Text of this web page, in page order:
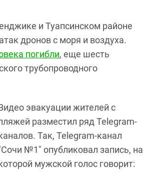
и Туапсинском районе
дронов с моря и воздуха.
погибли, еще шесть
трубопроводного
эвакуации жителей с
разместил ряд Telegram-
Так, Telegram-канал
№1" опубликовал запись, на
мужской голос говорит: